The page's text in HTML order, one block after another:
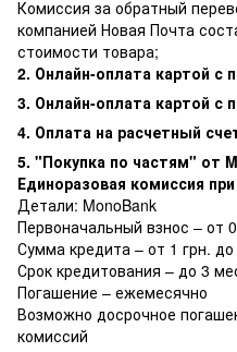
Комиссия за обратный
компанией Новая Почта
стоимости товара;
2. Онлайн-оплата картой
3. Онлайн-оплата картой с
4. Оплата на расчетный
5. "Покупка по частям" от
Единоразовая комиссия
Детали: MonoBank
Первоначальный взнос – от
Сумма кредита – от 1 грн. до
Срок кредитования – до 3
Погашение – ежемесячно
Возможно досрочное
комиссий